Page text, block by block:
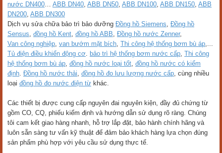
nước DN400… ABB DN40, ABB DN50, ABB DN100, ABB DN150, ABB
DN200, ABB DN300
Dịch vụ sửa chữa bảo trì bảo dưỡng Đồng hồ Siemens, Đồng hồ
Sensus, đồng hồ Kent, đồng hồ ABB, Đồng hồ nước Zenner,
Van công nghiệp, van bướm mặt bích, Thi công hệ thống bơm bù áp,...
Tủ điện điều khiển động cơ. bảo trì hệ thống bơm nước cấp, Thi công
hệ thống bơm bù áp, đồng hồ nước loại tốt, đồng hồ nước có kiểm
định. Đồng hồ nước thải, đồng hồ đo lưu lượng nước cấp, cùng nhiều
loại đồng hồ đo nước điện từ khác.
Các thiết bị được cung cấp nguyên đai nguyên kiện, đầy đủ chứng từ
gồm CO, CQ, phiếu kiểm định và hướng dẫn sử dụng rõ ràng. Chúng
tôi cam kết giao hàng nhanh, hỗ trợ lắp đặt, bảo hành chính hãng và
luôn sẵn sàng tư vấn kỹ thuật để đảm bảo khách hàng lựa chọn đúng
sản phẩm phù hợp với yêu cầu sử dụng thực tế.